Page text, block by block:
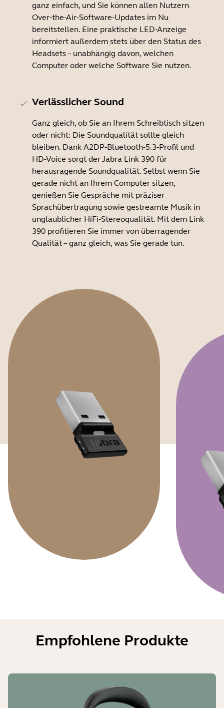
ganz einfach, und Sie können allen Nutzern
Over-the-Air-Software-Updates im Nu
bereitstellen. Eine praktische LED-Anzeige
informiert außerdem stets über den Status des
Headsets – unabhängig davon, welchen
Computer oder welche Software Sie nutzen.
Verlässlicher Sound
Ganz gleich, ob Sie an Ihrem Schreibtisch sitzen
oder nicht: Die Soundqualität sollte gleich
bleiben. Dank A2DP-Bluetooth-5.3-Profil und
HD-Voice sorgt der Jabra Link 390 für
herausragende Soundqualität. Selbst wenn Sie
gerade nicht an Ihrem Computer sitzen,
genießen Sie Gespräche mit präziser
Sprachübertragung sowie gestreamte Musik in
unglaublicher HiFi-Stereoqualität. Mit dem Link
390 profitieren Sie immer von überragender
Qualität – ganz gleich, was Sie gerade tun.
Empfohlene Produkte